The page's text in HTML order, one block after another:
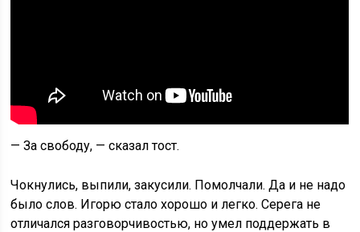
— За свободу, — сказал тост.
Чокнулись, выпили, закусили. Помолчали. Да и не надо
было слов. Игорю стало хорошо и легко. Серега не
отличался разговорчивостью, но умел поддержать в